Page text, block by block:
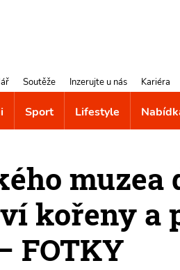
Soutěže Inzerujte u nás Kariéra
Sport Lifestyle
muzea
kořeny a
FOTKY